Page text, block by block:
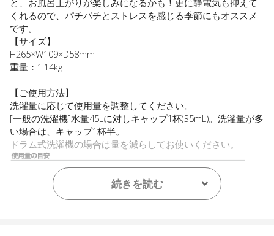
くれるので、パチパチとストレスを感じる季節にもオススメ
です。
【サイズ】
H265×W109×D58mm
重量：1.14kg
【ご使用方法】
洗濯量に応じて使用量を調整してください。
[一般の洗濯機]水量45Lに対しキャップ1杯(35mL)。洗濯量が多
い場合は、キャップ1杯半。
ドラム式洗濯機の場合は量を減らしてお使いください。
続きを読む